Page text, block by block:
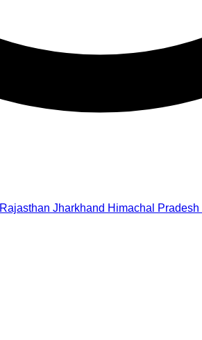
Rajasthan Jharkhand Himachal Pradesh